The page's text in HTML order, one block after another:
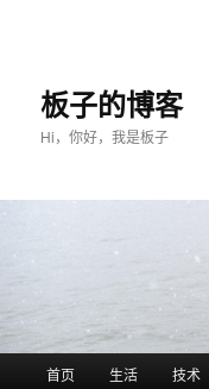
板子的博客
Hi，你好，我是板子
跳至主内容区域
跳至副内容区域
首页 生活 技术